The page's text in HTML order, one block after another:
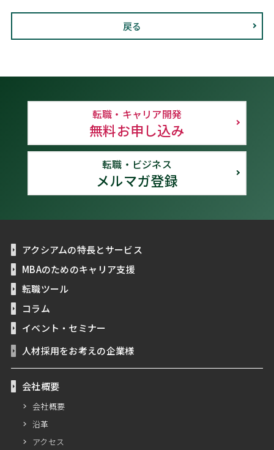
戻る
転職・キャリア開発
無料お申し込み
転職・ビジネス
メルマガ登録
アクシアムの特長とサービス
MBAのためのキャリア支援
転職ツール
コラム
イベント・セミナー
人材採用をお考えの企業様
会社概要
会社概要
沿革
アクセス